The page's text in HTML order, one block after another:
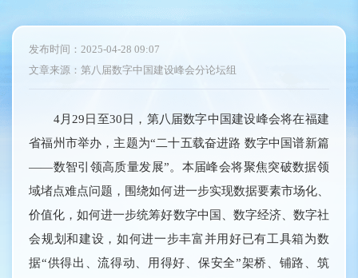
发布时间：2025-04-28 09:07
文章来源：第八届数字中国建设峰会分论坛组
4月29日至30日，第八届数字中国建设峰会将在福建
省福州市举办，主题为“二十五载奋进路 数字中国谱新篇
——数智引领高质量发展”。本届峰会将聚焦突破数据领
域堵点难点问题，围绕如何进一步实现数据要素市场化、
价值化，如何进一步统筹好数字中国、数字经济、数字社
会规划和建设，如何进一步丰富并用好已有工具箱为数
据“供得出、流得动、用得好、保安全”架桥、铺路、筑